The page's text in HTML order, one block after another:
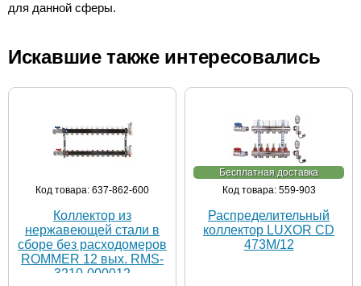
для данной сферы.
Искавшие также интересовались
Код товара: 637-862-600
Коллектор из
нержавеющей стали в
сборе без расходомеров
ROMMER 12 вых. RMS-
3210-000012
Бесплатная доставка
Код товара: 559-903
Распределительный
коллектор LUXOR CD
473M/12